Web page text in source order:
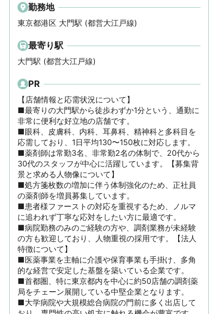
勤務地
東京都港区 大門駅 (都営大江戸線)
最寄り駅
大門駅 (都営大江戸線)
PR
【店舗情報と応需状況について】
■最寄りの大門駅から徒歩わずか1分という、通勤に
非常に便利な好立地の店舗です。
■眼科、皮膚科、内科、耳鼻科、精神科と多科目を
応需しており、1日平均130〜150枚に対応します。
■薬剤師は常勤3名、非常勤2名の体制で、20代から
30代のスタッフが中心に活躍しています。【募集背
景と求める人物像について】
■処方箋枚数の増加に伴う体制強化のため、正社員
の薬剤師を増員募集しています。
■患者様ファーストの対応を重視するため、ノルマ
に追われず丁寧な応対をしたい方に最適です。
■病院勤務のみのご経験の方や、調剤業務が未経験
の方も歓迎しており、人物重視の採用です。【法人
特徴について】
■医薬事業を主軸に介護や保育事業も手掛け、多角
的な経営で安定した基盤を築いている企業です。
■首都圏、特に東京都内を中心に約50店舗の調剤薬
局をチェーン展開している中堅企業となります。
■大学病院や大規模総合病院の門前に多く出店して